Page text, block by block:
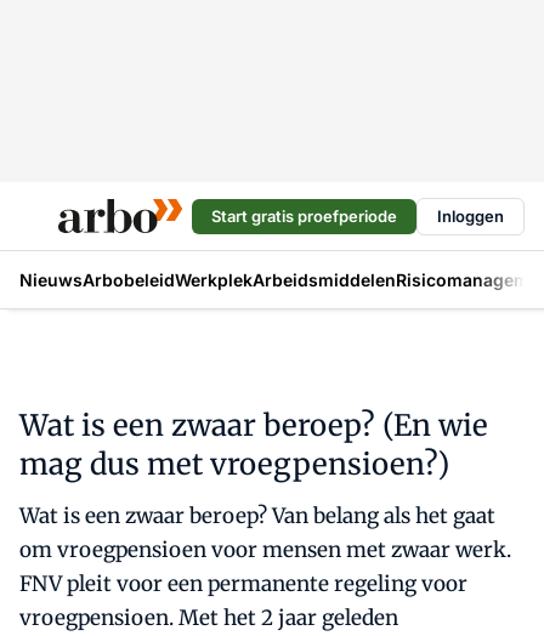
Start gratis proefperiode Inloggen
NieuwsArbobeleidWerkplekArbeidsmiddelen
Wat is een zwaar beroep? (En wie
mag dus met vroegpensioen?)
Wat is een zwaar beroep? Van belang als het gaat
om vroegpensioen voor mensen met zwaar werk.
FNV pleit voor een permanente regeling voor
vroegpensioen. Met het 2 jaar geleden